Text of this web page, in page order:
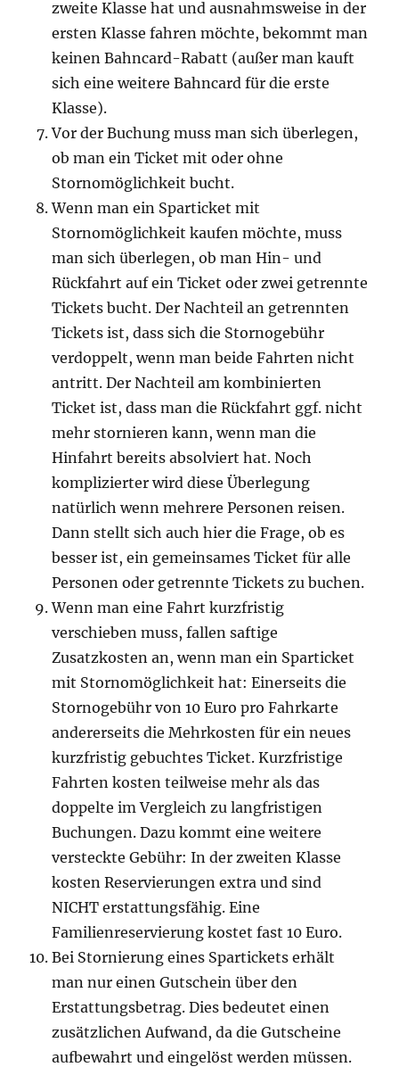
zweite Klasse hat und ausnahmsweise in der
ersten Klasse fahren möchte, bekommt man
keinen Bahncard-Rabatt (außer man kauft
sich eine weitere Bahncard für die erste
Klasse).
Vor der Buchung muss man sich überlegen,
ob man ein Ticket mit oder ohne
Stornomöglichkeit bucht.
Wenn man ein Sparticket mit
Stornomöglichkeit kaufen möchte, muss
man sich überlegen, ob man Hin- und
Rückfahrt auf ein Ticket oder zwei getrennte
Tickets bucht. Der Nachteil an getrennten
Tickets ist, dass sich die Stornogebühr
verdoppelt, wenn man beide Fahrten nicht
antritt. Der Nachteil am kombinierten
Ticket ist, dass man die Rückfahrt ggf. nicht
mehr stornieren kann, wenn man die
Hinfahrt bereits absolviert hat. Noch
komplizierter wird diese Überlegung
natürlich wenn mehrere Personen reisen.
Dann stellt sich auch hier die Frage, ob es
besser ist, ein gemeinsames Ticket für alle
Personen oder getrennte Tickets zu buchen.
Wenn man eine Fahrt kurzfristig
verschieben muss, fallen saftige
Zusatzkosten an, wenn man ein Sparticket
mit Stornomöglichkeit hat: Einerseits die
Stornogebühr von 10 Euro pro Fahrkarte
andererseits die Mehrkosten für ein neues
kurzfristig gebuchtes Ticket. Kurzfristige
Fahrten kosten teilweise mehr als das
doppelte im Vergleich zu langfristigen
Buchungen. Dazu kommt eine weitere
versteckte Gebühr: In der zweiten Klasse
kosten Reservierungen extra und sind
NICHT erstattungsfähig. Eine
Familienreservierung kostet fast 10 Euro.
Bei Stornierung eines Spartickets erhält
man nur einen Gutschein über den
Erstattungsbetrag. Dies bedeutet einen
zusätzlichen Aufwand, da die Gutscheine
aufbewahrt und eingelöst werden müssen.